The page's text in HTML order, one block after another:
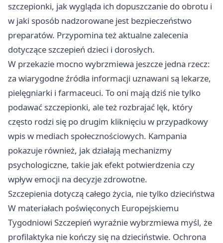
szczepionki, jak wygląda ich dopuszczanie do obrotu i
w jaki sposób nadzorowane jest bezpieczeństwo
preparatów. Przypomina też aktualne zalecenia
dotyczące szczepień dzieci i dorosłych.
W przekazie mocno wybrzmiewa jeszcze jedna rzecz:
za wiarygodne źródła informacji uznawani są lekarze,
pielęgniarki i farmaceuci. To oni mają dziś nie tylko
podawać szczepionki, ale też rozbrajać lęk, który
często rodzi się po drugim kliknięciu w przypadkowy
wpis w mediach społecznościowych. Kampania
pokazuje również, jak działają mechanizmy
psychologiczne, takie jak efekt potwierdzenia czy
wpływ emocji na decyzje zdrowotne.
Szczepienia dotyczą całego życia, nie tylko dzieciństwa
W materiałach poświęconych Europejskiemu
Tygodniowi Szczepień wyraźnie wybrzmiewa myśl, że
profilaktyka nie kończy się na dzieciństwie. Ochrona